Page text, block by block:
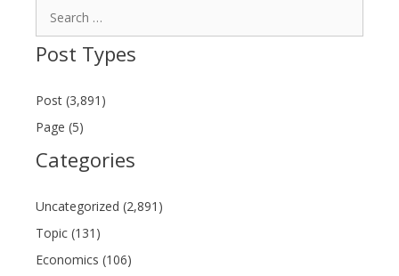
Post Types
Post (3,891)
Page (5)
Categories
Uncategorized (2,891)
Topic (131)
Economics (106)